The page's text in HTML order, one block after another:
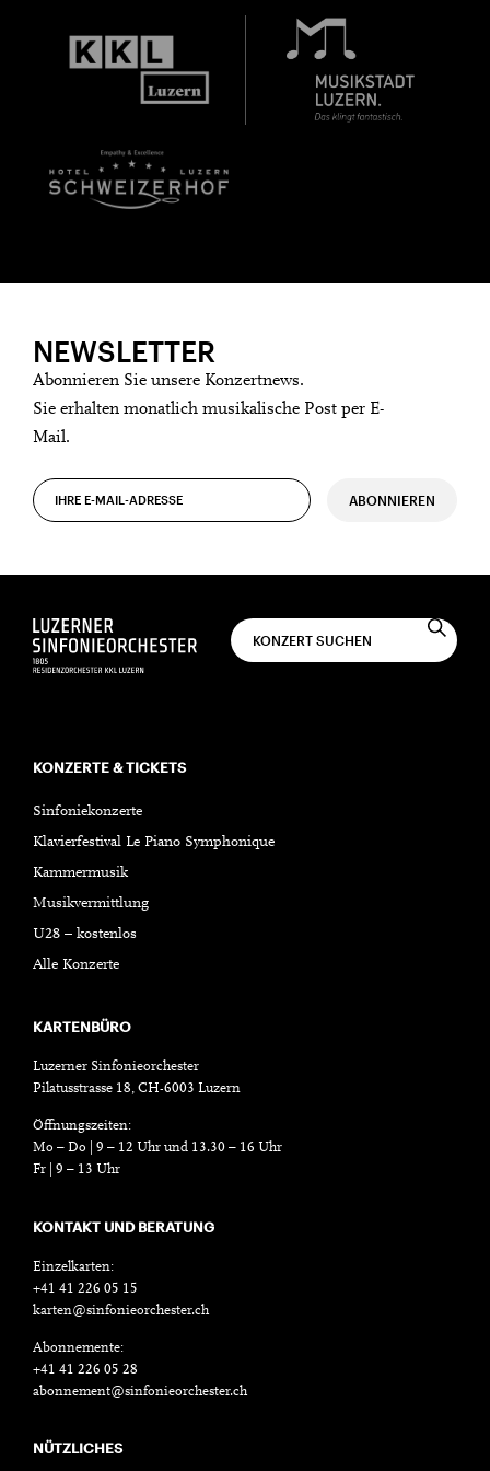
NEWSLETTER
Abonnieren Sie unsere Konzertnews.
Sie erhalten monatlich musikalische Post per E-
Mail.
ABONNIEREN
KONZERTE & TICKETS
Sinfoniekonzerte
Klavierfestival Le Piano Symphonique
Kammermusik
Musikvermittlung
U28 – kostenlos
Alle Konzerte
KARTENBÜRO
Luzerner Sinfonieorchester
Pilatusstrasse 18, CH-6003 Luzern
Öffnungszeiten:
Mo – Do | 9 – 12 Uhr und 13.30 – 16 Uhr
Fr | 9 – 13 Uhr
KONTAKT UND BERATUNG
Einzelkarten:
+41 41 226 05 15
karten@sinfonieorchester.ch
Abonnemente:
+41 41 226 05 28
abonnement@sinfonieorchester.ch
NÜTZLICHES